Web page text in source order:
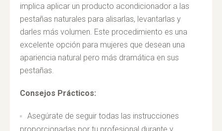
implica aplicar un producto acondicionador a las
pestañas naturales para alisarlas, levantarlas y
darles más volumen. Este procedimiento es una
excelente opción para mujeres que desean una
apariencia natural pero más dramática en sus
pestañas.
Consejos Prácticos:
Asegúrate de seguir todas las instrucciones